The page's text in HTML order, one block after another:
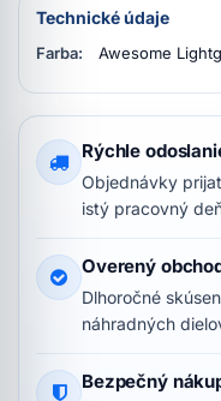
Technické údaje
Farba: Awesome
Rýchle
Objednávky
istý pracovný
Overený
Dlhoročné
náhradných
Bezpečný